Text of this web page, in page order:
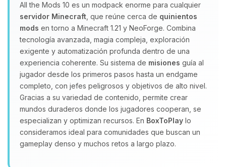
All the Mods 10 es un modpack enorme para cualquier
servidor Minecraft , que reúne cerca de quinientos
mods en torno a Minecraft 1.21 y NeoForge. Combina
tecnología avanzada, magia compleja, exploración
exigente y automatización profunda dentro de una
experiencia coherente. Su sistema de misiones guía al
jugador desde los primeros pasos hasta un endgame
completo, con jefes peligrosos y objetivos de alto nivel.
Gracias a su variedad de contenido, permite crear
mundos duraderos donde los jugadores cooperan, se
especializan y optimizan recursos. En BoxToPlay lo
consideramos ideal para comunidades que buscan un
gameplay denso y muchos retos a largo plazo.
pequenos circuitos para ayudarte.
09/08/2026 16:03